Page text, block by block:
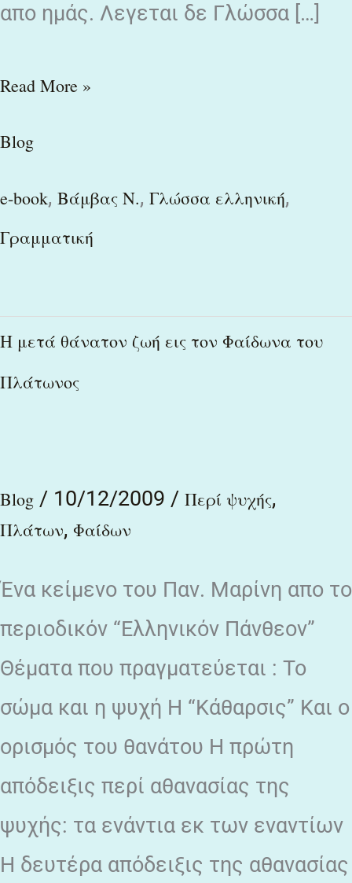
απο ημάς. Λεγεται δε Γλώσσα […]
Read More »
Blog
e-book, Βάμβας Ν., Γλώσσα ελληνική,
Γραμματική
H μετά θάνατον ζωή εις τον Φαίδωνα του
Πλάτωνος
Blog / 10/12/2009 / Περί ψυχής,
Πλάτων, Φαίδων
Ένα κείμενο του Παν. Μαρίνη απο το
περιοδικόν “Ελληνικόν Πάνθεον”
Θέματα που πραγματεύεται : Το
σώμα και η ψυχή H “Κάθαρσις” Και ο
ορισμός του θανάτου Η πρώτη
απόδειξις περί αθανασίας της
ψυχής: τα ενάντια εκ των εναντίων
Η δευτέρα απόδειξις της αθανασίας
H
θάνατον
τον
Φαίδωνα
Πλάτωνος